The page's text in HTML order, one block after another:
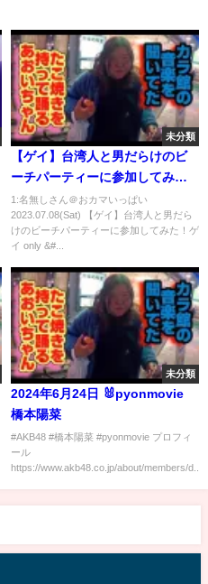
未分類
【ゲイ】台湾人と男だらけのビ
ーチパーティーに参加してみ
た！ゲイ only 🏳‍🌈の貸切バス日
帰り旅行【台湾】
1:名無しさん＠おカマいっぱい
2023.07.08(Sat) 【ゲイ】台湾人と男だら
けのビーチパーティーに参加してみた！ゲ
イ only &#...
未分類
2024年6月24日 🐰pyonmovie
橋本陽菜
#AKB48 #橋本陽菜 #pyonmovie プロフィ
ール
https://www.akb48.co.jp/about/members/d...